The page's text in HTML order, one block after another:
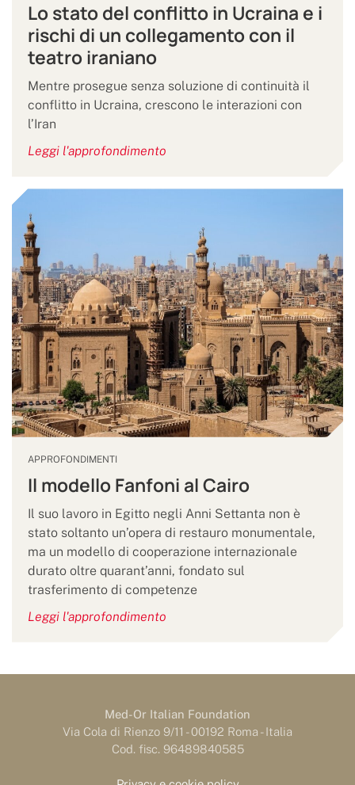
Lo stato del conflitto in Ucraina e i
rischi di un collegamento con il
teatro iraniano
Mentre prosegue senza soluzione di continuità il
conflitto in Ucraina, crescono le interazioni con
l’Iran
Leggi l'approfondimento
APPROFONDIMENTI
Il modello Fanfoni al Cairo
Il suo lavoro in Egitto negli Anni Settanta non è
stato soltanto un’opera di restauro monumentale,
ma un modello di cooperazione internazionale
durato oltre quarant’anni, fondato sul
trasferimento di competenze
Leggi l'approfondimento
Med-Or Italian Foundation
Via Cola di Rienzo 9/11 - 00192 Roma - Italia
Cod. fisc. 96489840585